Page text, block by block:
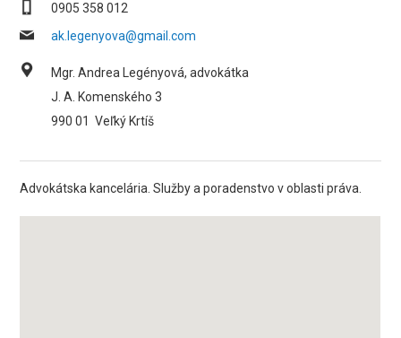
0905 358 012
ak.legenyova@gmail.com
Mgr. Andrea Legényová, advokátka
J. A. Komenského 3
990 01 Veľký Krtíš
Advokátska kancelária. Služby a poradenstvo v oblasti práva.